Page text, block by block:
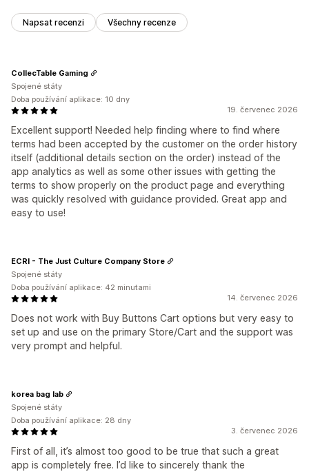
Napsat recenzi Všechny recenze
19. červenec 2026
Excellent support! Needed help finding where to find where
terms had been accepted by the customer on the order history
itself (additional details section on the order) instead of the
app analytics as well as some other issues with getting the
terms to show properly on the product page and everything
was quickly resolved with guidance provided. Great app and
easy to use!
CollecTable Gaming
Spojené státy
Doba používání aplikace: 10 dny
14. červenec 2026
Does not work with Buy Buttons Cart options but very easy to
set up and use on the primary Store/Cart and the support was
very prompt and helpful.
ECRI - The Just Culture Company Store
Spojené státy
Doba používání aplikace: 42 minutami
3. červenec 2026
First of all, it’s almost too good to be true that such a great
app is completely free. I’d like to sincerely thank the
korea bag lab
Spojené státy
Doba používání aplikace: 28 dny